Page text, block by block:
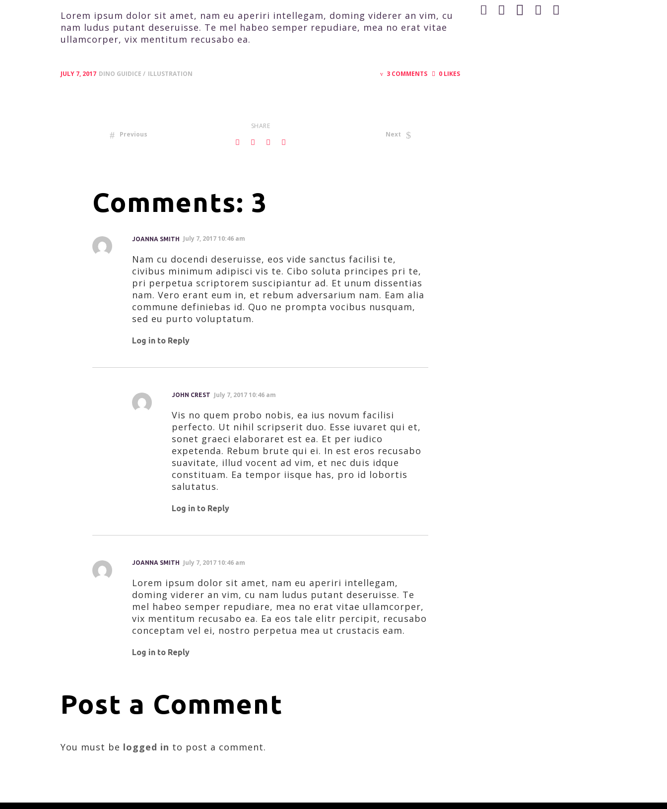
Lorem ipsum dolor sit amet, nam eu aperiri intellegam, doming viderer an vim, cu
nam ludus putant deseruisse. Te mel habeo semper repudiare, mea no erat vitae
ullamcorper, vix mentitum recusabo ea.
JULY 7, 2017 DINO GUIDICE ILLUSTRATION 3 COMMENTS 0 LIKES
Previous
SHARE
Next
Comments: 3
JOANNA SMITH July 7, 2017 10:46 am
Nam cu docendi deseruisse, eos vide sanctus facilisi te,
civibus minimum adipisci vis te. Cibo soluta principes pri te,
pri perpetua scriptorem suscipiantur ad. Et unum dissentias
nam. Vero erant eum in, et rebum adversarium nam. Eam alia
commune definiebas id. Quo ne prompta vocibus nusquam,
sed eu purto voluptatum.
Log in to Reply
JOHN CREST July 7, 2017 10:46 am
Vis no quem probo nobis, ea ius novum facilisi
perfecto. Ut nihil scripserit duo. Esse iuvaret qui et,
sonet graeci elaboraret est ea. Et per iudico
expetenda. Rebum brute qui ei. In est eros recusabo
suavitate, illud vocent ad vim, et nec duis idque
constituam. Ea tempor iisque has, pro id lobortis
salutatus.
Log in to Reply
JOANNA SMITH July 7, 2017 10:46 am
Lorem ipsum dolor sit amet, nam eu aperiri intellegam,
doming viderer an vim, cu nam ludus putant deseruisse. Te
mel habeo semper repudiare, mea no erat vitae ullamcorper,
vix mentitum recusabo ea. Ea eos tale elitr percipit, recusabo
conceptam vel ei, nostro perpetua mea ut crustacis eam.
Log in to Reply
Post a Comment
You must be logged in to post a comment.